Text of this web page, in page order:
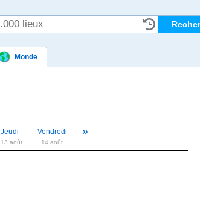
Monde
Jeudi
13 août
Vendredi
14 août
»